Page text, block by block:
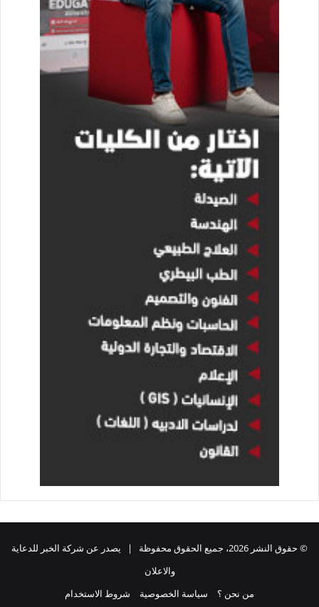
© حقوق النشر 2026، جميع الحقوق محفوظة | يصدر عن شركة الخبر للدعاية
والاعلان
من نحن ؟
سياسة الخصوصية شروط الاستخدام